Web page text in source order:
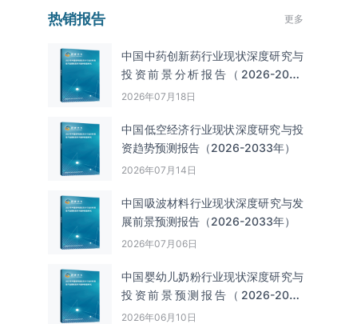
热销报告 更多
中国中药创新药行业现状深度研究与
投资前景分析报告（2026-2033
年）
2026年07月18日
中国低空经济行业现状深度研究与投
资趋势预测报告（2026-2033年）
2026年07月14日
中国吸波材料‌‌‌行业现状深度研究与发
展前景预测报告（2026-2033年）
2026年07月06日
中国婴幼儿奶粉行业现状深度研究与
投资前景预测报告（2026-2033
年）
2026年06月10日